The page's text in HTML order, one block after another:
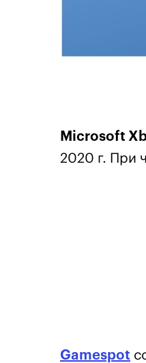
Microsoft
2020 г. При
Gamespot